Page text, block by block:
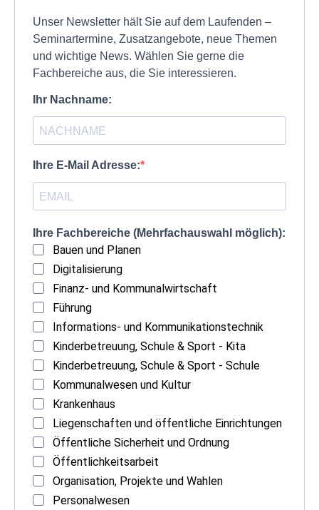
Unser Newsletter hält Sie auf dem Laufenden –
Seminartermine, Zusatzangebote, neue Themen
und wichtige News. Wählen Sie gerne die
Fachbereiche aus, die Sie interessieren.
Ihr Nachname:
Ihre E-Mail Adresse:
Ihre Fachbereiche (Mehrfachauswahl möglich):
Bauen und Planen
Digitalisierung
Finanz- und Kommunalwirtschaft
Führung
Informations- und Kommunikationstechnik
Kinderbetreuung, Schule & Sport - Kita
Kinderbetreuung, Schule & Sport - Schule
Kommunalwesen und Kultur
Krankenhaus
Liegenschaften und öffentliche Einrichtungen
Öffentliche Sicherheit und Ordnung
Öffentlichkeitsarbeit
Organisation, Projekte und Wahlen
Personalwesen